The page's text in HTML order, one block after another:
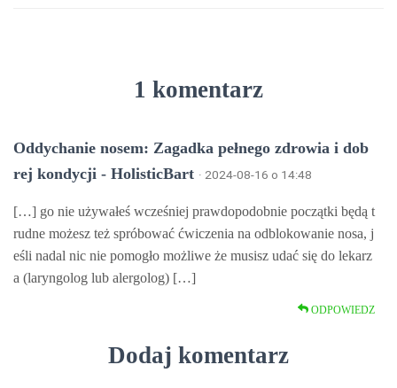
1 komentarz
Oddychanie nosem: Zagadka pełnego zdrowia i dob
rej kondycji - HolisticBart · 2024-08-16 o 14:48
[…] go nie używałeś wcześniej prawdopodobnie początki będą t
rudne możesz też spróbować ćwiczenia na odblokowanie nosa, j
eśli nadal nic nie pomogło możliwe że musisz udać się do lekarz
a (laryngolog lub alergolog) […]
ODPOWIEDZ
Dodaj komentarz